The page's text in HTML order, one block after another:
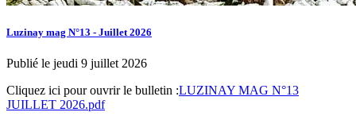
Luzinay mag N°13 - Juillet 2026
Publié le jeudi 9 juillet 2026
Cliquez ici pour ouvrir le bulletin :LUZINAY MAG N°13
JUILLET 2026.pdf